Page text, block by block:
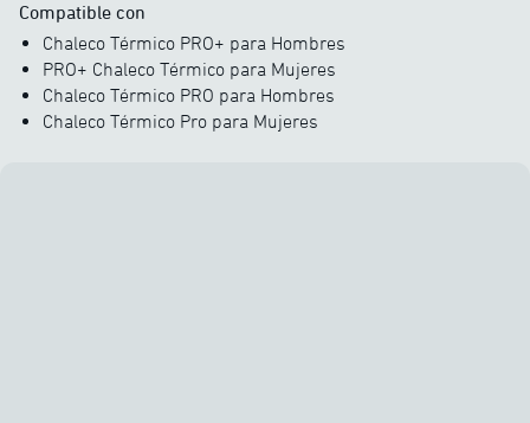
Compatible con
Chaleco Térmico PRO+ para Hombres
PRO+ Chaleco Térmico para Mujeres
Chaleco Térmico PRO para Hombres
Chaleco Térmico Pro para Mujeres